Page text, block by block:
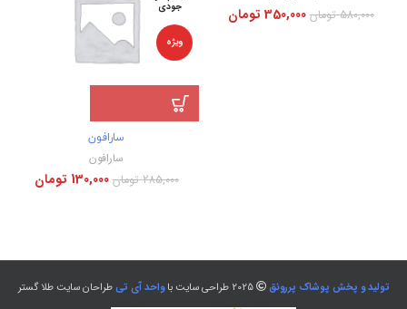
580,000 تومان 350,000 تومان
جودی
ویژه
سارافون
سارافون
285,000 تومان 130,000 تومان
تولید و پخش پوشاک پررونق 2025 طراحی سایت با واحد آی تیطراحان سایت طلا گستر